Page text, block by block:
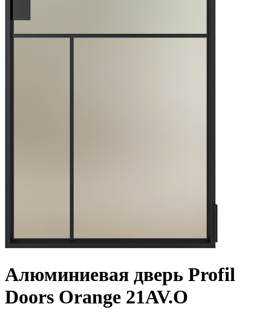
Алюминиевая дверь Profil
Doors Orange 21AV.O